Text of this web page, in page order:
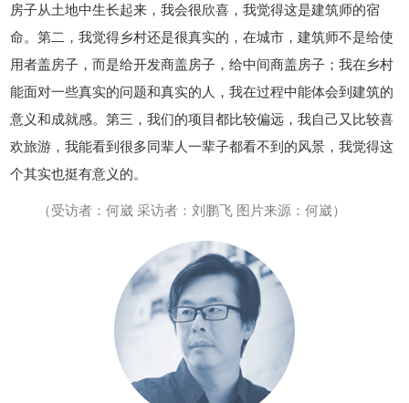
房子从土地中生长起来，我会很欣喜，我觉得这是建筑师的宿
命。第二，我觉得乡村还是很真实的，在城市，建筑师不是给使
用者盖房子，而是给开发商盖房子，给中间商盖房子；我在乡村
能面对一些真实的问题和真实的人，我在过程中能体会到建筑的
意义和成就感。第三，我们的项目都比较偏远，我自己又比较喜
欢旅游，我能看到很多同辈人一辈子都看不到的风景，我觉得这
个其实也挺有意义的。
（受访者：何崴 采访者：刘鹏飞 图片来源：何崴）